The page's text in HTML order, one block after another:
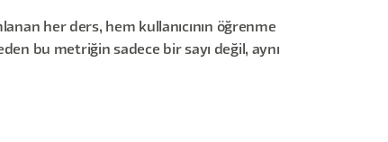
her ders, hem kullanıcının öğrenme
bu metriğin sadece bir sayı değil, aynı